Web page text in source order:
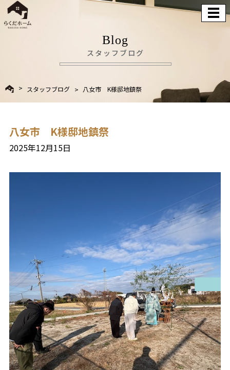
Blog
スタッフブログ
スタッフブログ 八女市 K様邸地鎮祭
八女市 K様邸地鎮祭
2025年12月15日